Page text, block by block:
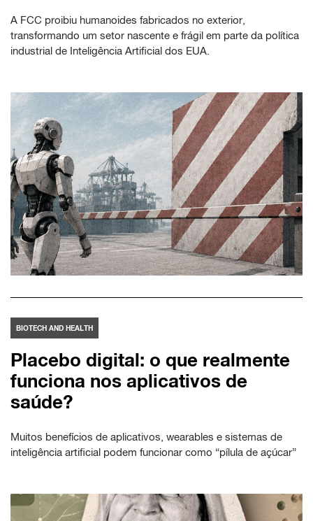
A FCC proibiu humanoides fabricados no exterior,
transformando um setor nascente e frágil em parte da política
industrial de Inteligência Artificial dos EUA.
BIOTECH AND HEALTH
Placebo digital: o que realmente
funciona nos aplicativos de
saúde?
Muitos benefícios de aplicativos, wearables e sistemas de
inteligência artificial podem funcionar como “pílula de açúcar”